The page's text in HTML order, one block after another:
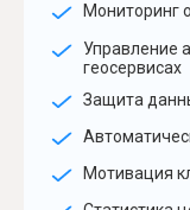
Мониторинг
Управление
геосервисах
Защита
Мотивация